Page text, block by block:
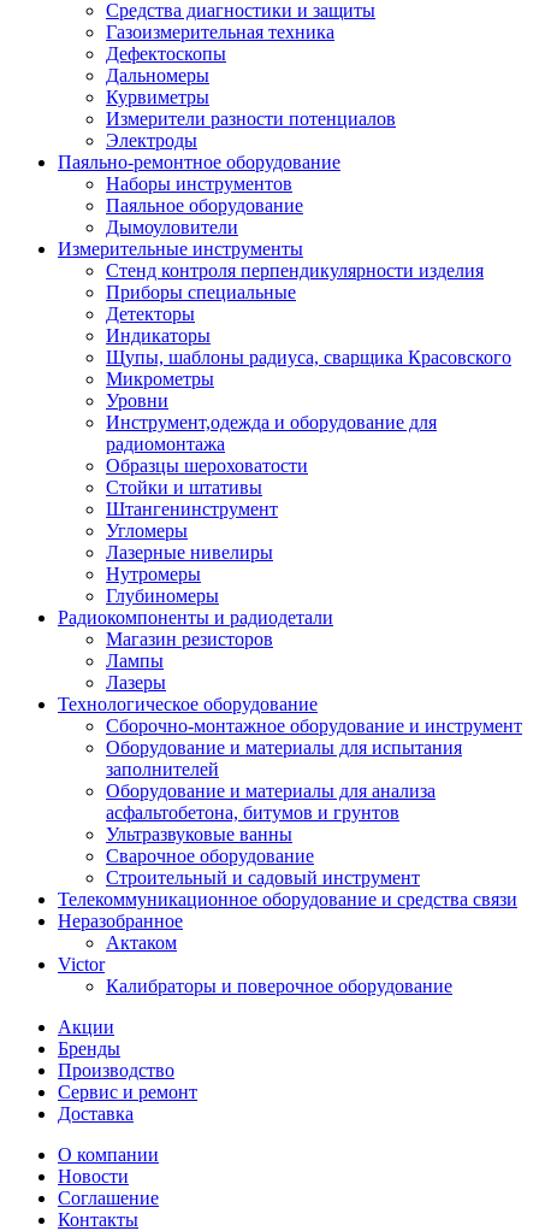
Средства диагностики и защиты
Газоизмерительная техника
Дефектоскопы
Дальномеры
Курвиметры
Измерители разности потенциалов
Электроды
Паяльно-ремонтное оборудование
Наборы инструментов
Паяльное оборудование
Дымоуловители
Измерительные инструменты
Стенд контроля перпендикулярности изделия
Приборы специальные
Детекторы
Индикаторы
Щупы, шаблоны радиуса, сварщика Красовского
Микрометры
Уровни
Инструмент,одежда и оборудование для
радиомонтажа
Образцы шероховатости
Стойки и штативы
Штангенинструмент
Угломеры
Лазерные нивелиры
Нутромеры
Глубиномеры
Радиокомпоненты и радиодетали
Магазин резисторов
Лампы
Лазеры
Технологическое оборудование
Сборочно-монтажное оборудование и инструмент
Оборудование и материалы для испытания
заполнителей
Оборудование и материалы для анализа
асфальтобетона, битумов и грунтов
Ультразвуковые ванны
Сварочное оборудование
Строительный и садовый инструмент
Телекоммуникационное оборудование и средства связи
Неразобранное
Актаком
Victor
Калибраторы и поверочное оборудование
Акции
Бренды
Производство
Сервис и ремонт
Доставка
О компании
Новости
Соглашение
Контакты